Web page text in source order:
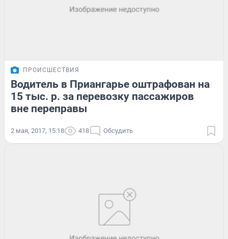
ПРОИСШЕСТВИЯ
Водитель в Приангарье оштрафован на
15 тыс. р. за перевозку пассажиров
вне переправы
2 мая, 2017, 15:18 418 Обсудить